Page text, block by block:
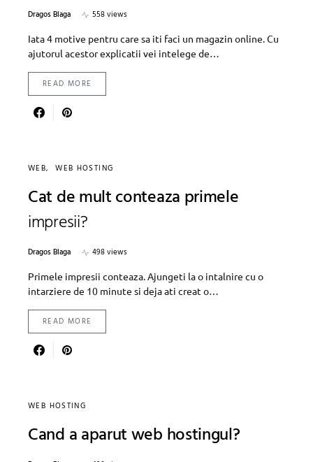
Dragos Blaga
558 views
Iata 4 motive pentru care sa iti faci un magazin online. Cu
ajutorul acestor explicatii vei intelege de…
READ MORE
WEB WEB HOSTING
Cat de mult conteaza primele
impresii?
Dragos Blaga
498 views
Primele impresii conteaza. Ajungeti la o intalnire cu o
intarziere de 10 minute si deja ati creat o…
READ MORE
WEB HOSTING
Cand a aparut web hostingul?